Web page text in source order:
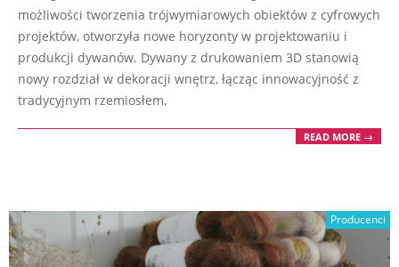
możliwości tworzenia trójwymiarowych obiektów z cyfrowych
projektów, otworzyła nowe horyzonty w projektowaniu i
produkcji dywanów. Dywany z drukowaniem 3D stanowią
nowy rozdział w dekoracji wnętrz, łącząc innowacyjność z
tradycyjnym rzemiosłem,
READ MORE →
Producenci